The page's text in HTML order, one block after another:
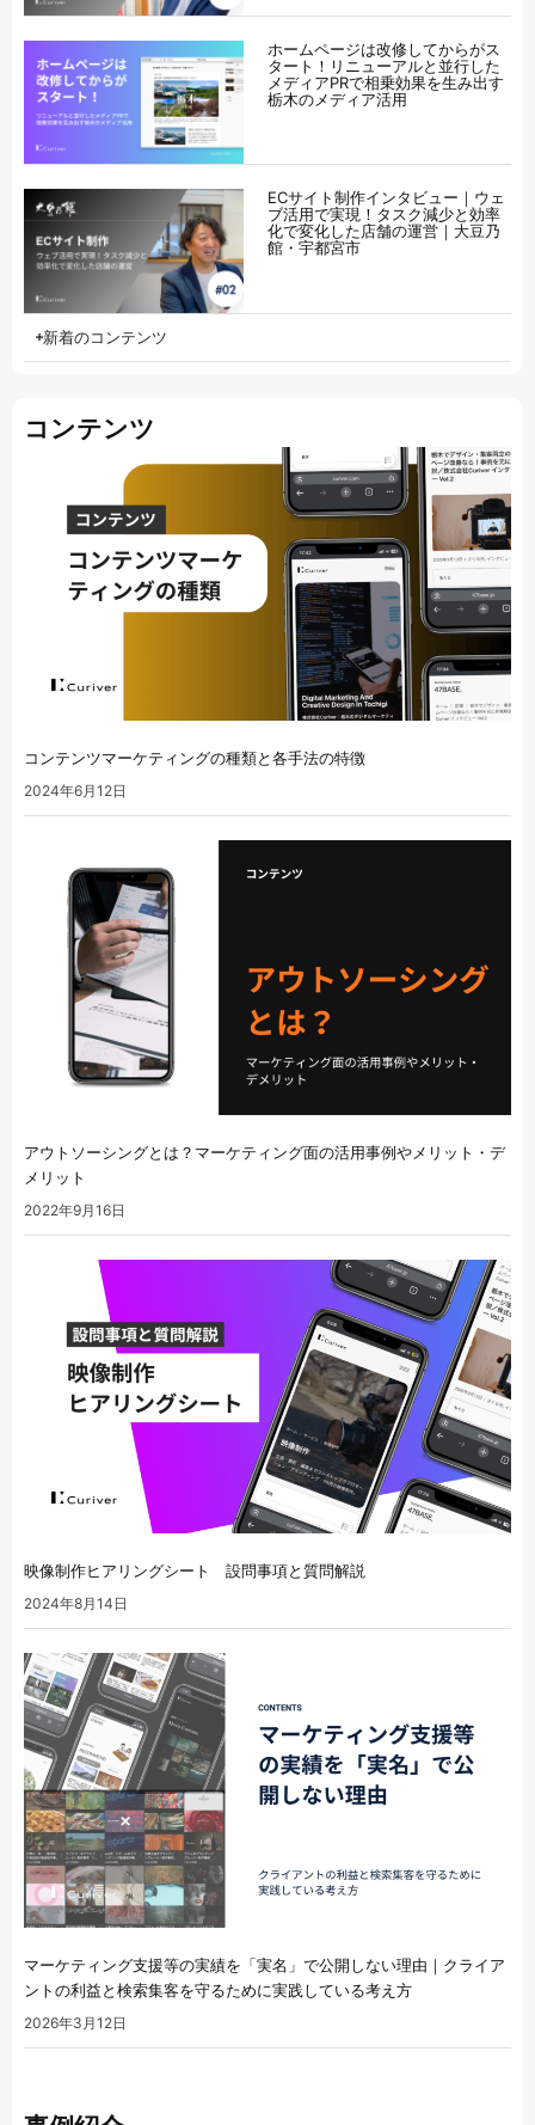
ホームページは改修してからがス
タート！リニューアルと並行した
メディアPRで相乗効果を生み出す
栃木のメディア活用
ECサイト制作インタビュー｜ウェ
ブ活用で実現！タスク減少と効率
化で変化した店舗の運営｜大豆乃
館・宇都宮市
新着のコンテンツ
コンテンツ
コンテンツマーケティングの種類と各手法の特徴
2024年6月12日
アウトソーシングとは？マーケティング面の活用事例やメリット・デ
メリット
2022年9月16日
映像制作ヒアリングシート 設問事項と質問解説
2024年8月14日
マーケティング支援等の実績を「実名」で公開しない理由｜クライア
ントの利益と検索集客を守るために実践している考え方
2026年3月12日